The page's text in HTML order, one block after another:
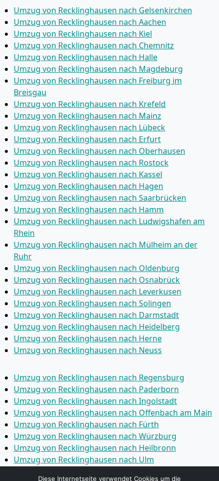
Umzug von Recklinghausen nach Gelsenkirchen
Umzug von Recklinghausen nach Aachen
Umzug von Recklinghausen nach Kiel
Umzug von Recklinghausen nach Chemnitz
Umzug von Recklinghausen nach Halle
Umzug von Recklinghausen nach Magdeburg
Umzug von Recklinghausen nach Freiburg im
Breisgau
Umzug von Recklinghausen nach Krefeld
Umzug von Recklinghausen nach Mainz
Umzug von Recklinghausen nach Lübeck
Umzug von Recklinghausen nach Erfurt
Umzug von Recklinghausen nach Oberhausen
Umzug von Recklinghausen nach Rostock
Umzug von Recklinghausen nach Kassel
Umzug von Recklinghausen nach Hagen
Umzug von Recklinghausen nach Saarbrücken
Umzug von Recklinghausen nach Hamm
Umzug von Recklinghausen nach Ludwigshafen am
Rhein
Umzug von Recklinghausen nach Mülheim an der
Ruhr
Umzug von Recklinghausen nach Oldenburg
Umzug von Recklinghausen nach Osnabrück
Umzug von Recklinghausen nach Leverkusen
Umzug von Recklinghausen nach Solingen
Umzug von Recklinghausen nach Darmstadt
Umzug von Recklinghausen nach Heidelberg
Umzug von Recklinghausen nach Herne
Umzug von Recklinghausen nach Neuss
Umzug von Recklinghausen nach Regensburg
Umzug von Recklinghausen nach Paderborn
Umzug von Recklinghausen nach Ingolstadt
Umzug von Recklinghausen nach Offenbach am Main
Umzug von Recklinghausen nach Fürth
Umzug von Recklinghausen nach Würzburg
Umzug von Recklinghausen nach Heilbronn
Umzug von Recklinghausen nach Ulm
Diese Internetseite verwendet Cookies um die